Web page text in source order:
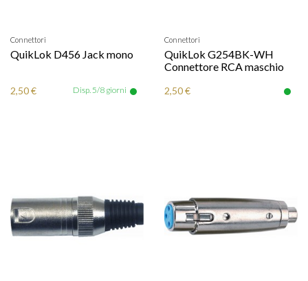
Connettori
QuikLok D456 Jack mono
2,50 € Disp. 5/8 giorni
Connettori
QuikLok G254BK-WH
Connettore RCA maschio
2,50 €